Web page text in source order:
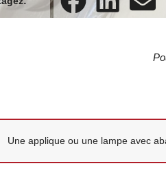
Une applique ou une lampe avec